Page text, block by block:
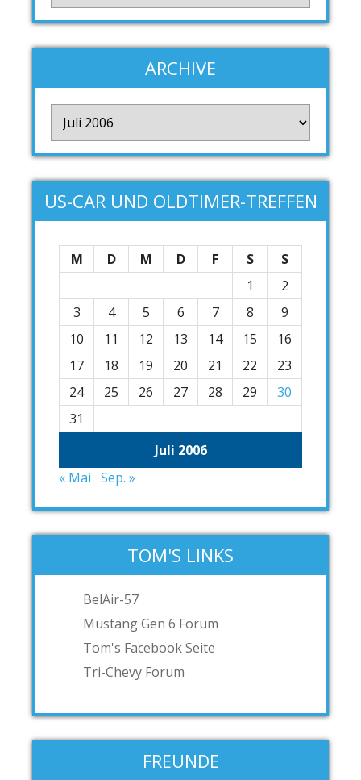
ARCHIVE
Archive
US-CAR UND OLDTIMER-TREFFEN
Juli 2006
M D M D F S
S
1
2
3
4 5 6 7 8
9
10
11 12 13 14 15
16
17
18 19 20 21 22
23
24
25 26 27 28 29
30
31
« Mai Sep. »
TOM'S LINKS
BelAir-57
Mustang Gen 6 Forum
Tom's Facebook Seite
Tri-Chevy Forum
FREUNDE